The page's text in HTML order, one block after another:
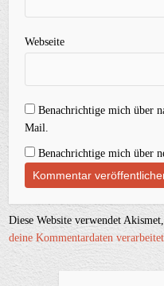
Webseite
Benachrichtige mich über
Mail.
Benachrichtige mich über
Diese Website verwendet
deine Kommentardaten